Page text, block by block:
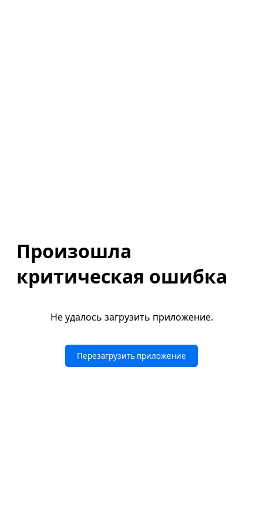
Произошла
критическая ошибка
Не удалось загрузить приложение.
Перезагрузить приложение